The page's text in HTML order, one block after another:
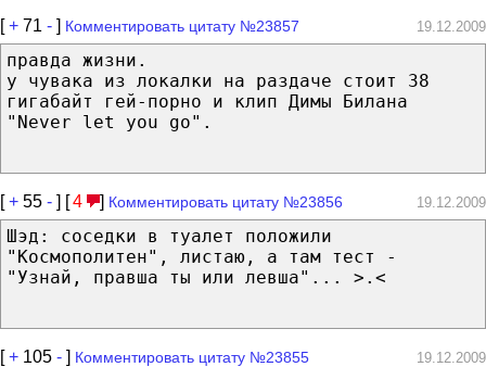
[+ 71 - ] Комментировать цитату №23857 19.12.2009
правда жизни.
у чувака из локалки на раздаче стоит 38
гигабайт гей-порно и клип Димы Билана
"Never let you go".
[+ 55 - ] [4 ] Комментировать цитату №23856 19.12.2009
Шэд: соседки в туалет положили
"Космополитен", листаю, а там тест -
"Узнай, правша ты или левша"... >.<
[+ 105 - ] Комментировать цитату №23855 19.12.2009